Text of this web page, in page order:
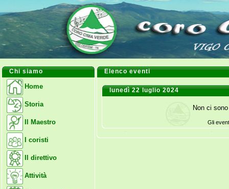
Chi siamo
Home
Storia
Il Maestro
I coristi
Il direttivo
Attività
Elenco eventi
lunedì 22 luglio 2024
Non ci
Gli